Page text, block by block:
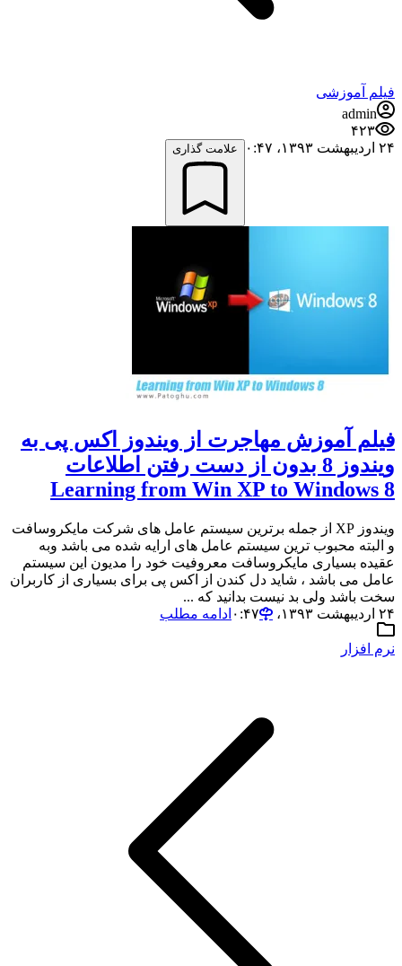
فیلم آموزشی
admin
۴۲۳
۲۴ اردیبهشت ۱۳۹۳،‏ ۰:۴۷
علامت گذاری
فیلم آموزش مهاجرت از ویندوز اکس پی به
ویندوز 8 بدون از دست رفتن اطلاعات
Learning from Win XP to Windows 8
ویندوز XP از جمله برترین سیستم عامل های شرکت مایکروسافت
و البته محبوب ترین سیستم عامل های ارایه شده می باشد وبه
عقیده بسیاری مایکروسافت معروفیت خود را مدیون این سیستم
عامل می باشد ، شاید دل کندن از اکس پی برای بسیاری از کاربران
سخت باشد ولی بد نیست بدانید که ...
۲۴ اردیبهشت ۱۳۹۳،‏ ۰:۴۷
ادامه مطلب
نرم افزار